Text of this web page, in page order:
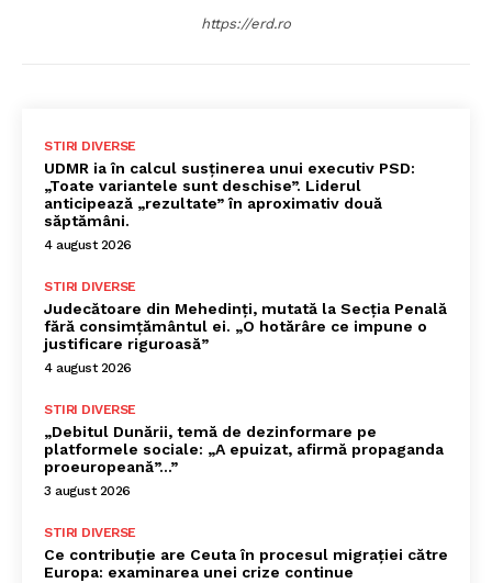
https://erd.ro
STIRI DIVERSE
UDMR ia în calcul susținerea unui executiv PSD:
„Toate variantele sunt deschise”. Liderul
anticipează „rezultate” în aproximativ două
săptămâni.
4 august 2026
STIRI DIVERSE
Judecătoare din Mehedinți, mutată la Secția Penală
fără consimțământul ei. „O hotărâre ce impune o
justificare riguroasă”
4 august 2026
STIRI DIVERSE
„Debitul Dunării, temă de dezinformare pe
platformele sociale: „A epuizat, afirmă propaganda
proeuropeană”…”
3 august 2026
STIRI DIVERSE
Ce contribuție are Ceuta în procesul migrației către
Europa: examinarea unei crize continue